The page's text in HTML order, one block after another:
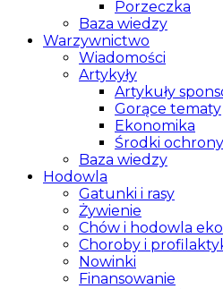
Porzeczka
Baza wiedzy
Warzywnictwo
Wiadomości
Artykyły
Artykuły
Gorące tematy
Ekonomika
Środki ochrony
Baza wiedzy
Hodowla
Gatunki i rasy
Żywienie
Chów i hodowla
Choroby i
Nowinki
Finansowanie